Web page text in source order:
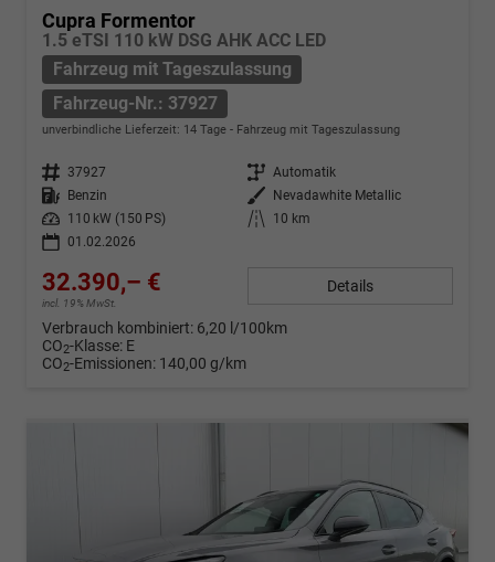
Cupra Formentor
1.5 eTSI 110 kW DSG AHK ACC LED
Fahrzeug mit Tageszulassung
Fahrzeug-Nr.: 37927
unverbindliche Lieferzeit: 14 Tage Fahrzeug mit Tageszulassung
Fahrzeug-Nr. 37927 Getriebe Automatik
Kraftstoff Benzin Außenfarbe
Nevadawhite Metallic
Leistung
110 kW (150 PS) Kilometerstand
10 km
01.02.2026
32.390,– €
incl. 19% MwSt.
Details
Verbrauch kombiniert: 6,20 l/100km
CO2-Klasse: E
CO2-Emissionen: 140,00 g/km